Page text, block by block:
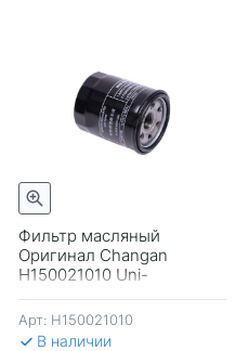
Фильтр масляный
Оригинал Changan
H150021010 Uni-
K/V/T/CS55+/CS35/CS35+/
2л
Арт: H150021010
В наличии
+
В КОРЗИНУ